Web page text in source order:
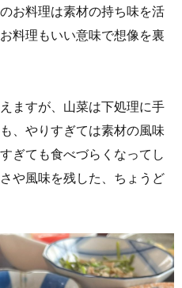
お料理は素材の持ち味を活
料理もいい意味で想像を裏
ますが、山菜は下処理に手
、やりすぎては素材の風味
ぎても食べづらくなってし
や風味を残した、ちょうど